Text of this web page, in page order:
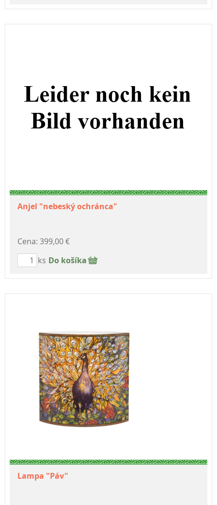
Anjel "nebeský ochránca"
Cena: 399,00 €
ks Do košíka
Lampa "Páv"